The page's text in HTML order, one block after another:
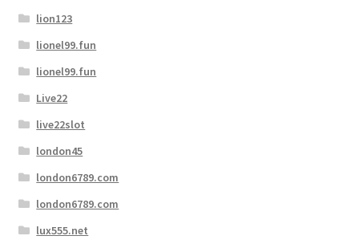
lion123
lionel99.fun
lionel99.fun
Live22
live22slot
london45
london6789.com
london6789.com
lux555.net